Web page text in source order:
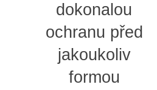
dokonalou
ochranu před
jakoukoliv
formou